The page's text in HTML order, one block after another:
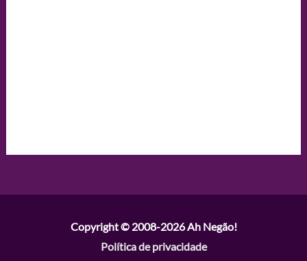
Copyright © 2008-2026Ah Negão!
Política de privacidade